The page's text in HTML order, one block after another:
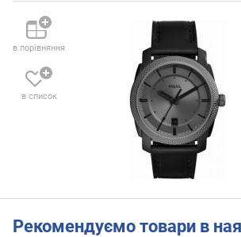
в порівняння
в список
Рекомендуємо товари в